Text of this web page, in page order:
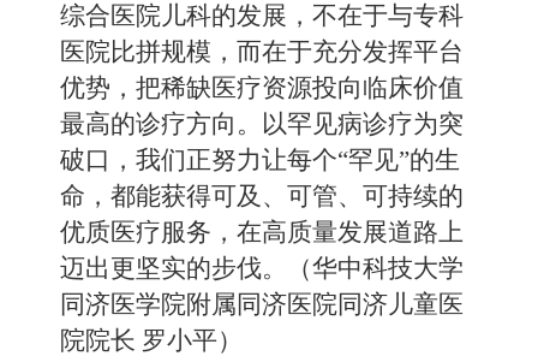
综合医院儿科的发展，不在于与专科
医院比拼规模，而在于充分发挥平台
优势，把稀缺医疗资源投向临床价值
最高的诊疗方向。以罕见病诊疗为突
破口，我们正努力让每个“罕见”的生
命，都能获得可及、可管、可持续的
优质医疗服务，在高质量发展道路上
迈出更坚实的步伐。（华中科技大学
同济医学院附属同济医院同济儿童医
院院长 罗小平）